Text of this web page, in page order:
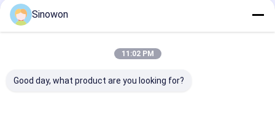
Sinowon
11:02 PM
Good day, what product are you looking for?